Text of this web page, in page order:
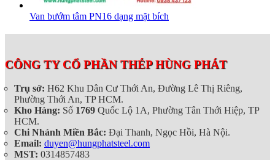
Van bướm tâm PN16 dạng mặt bích
CÔNG TY CỔ PHẦN THÉP HÙNG PHÁT
Trụ sở: H62 Khu Dân Cư Thới An, Đường Lê Thị Riêng,
Phường Thới An, TP HCM.
Kho Hàng: Số 1769 Quốc Lộ 1A, Phường Tân Thới Hiệp, TP
HCM.
Chi Nhánh Miền Bắc: Đại Thanh, Ngọc Hồi, Hà Nội.
Email: duyen@hungphatsteel.com
MST: 0314857483